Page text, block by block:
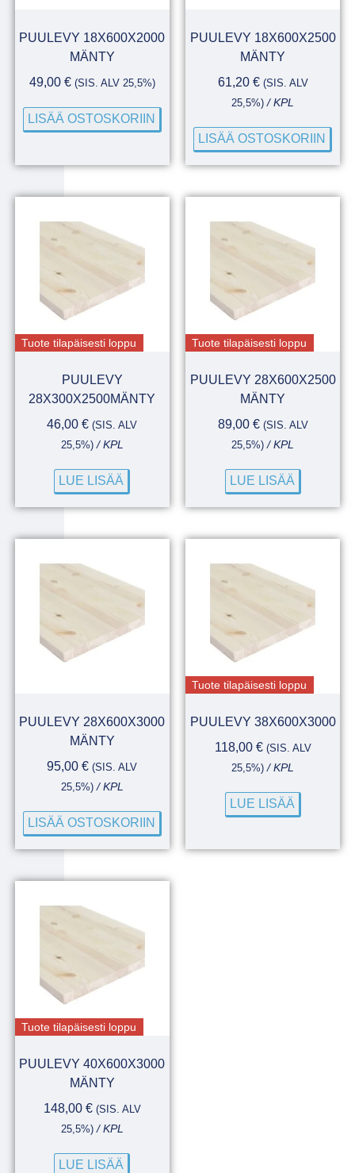
PUULEVY 18X600X2000
MÄNTY
49,00 € (SIS. ALV 25,5%)
LISÄÄ OSTOSKORIIN
PUULEVY 18X600X2500
MÄNTY
61,20 € (SIS. ALV
25,5%) / KPL
LISÄÄ OSTOSKORIIN
Tuote tilapäisesti loppu
PUULEVY
28X300X2500MÄNTY
46,00€ (SIS. ALV
25,5%)/ KPL
LUE LISÄÄ
Tuote tilapäisesti loppu
PUULEVY 28X600X2500
MÄNTY
89,00 € (SIS. ALV
25,5%) / KPL
LUE LISÄÄ
PUULEVY 28X600X3000
MÄNTY
95,00€ (SIS. ALV
25,5%)/ KPL
LISÄÄ OSTOSKORIIN
Tuote tilapäisesti loppu
PUULEVY 38X600X3000
118,00 € (SIS. ALV
25,5%) / KPL
LUE LISÄÄ
Tuote tilapäisesti loppu
PUULEVY 40X600X3000
MÄNTY
148,00 € (SIS. ALV
25,5%)/ KPL
LUE LISÄÄ